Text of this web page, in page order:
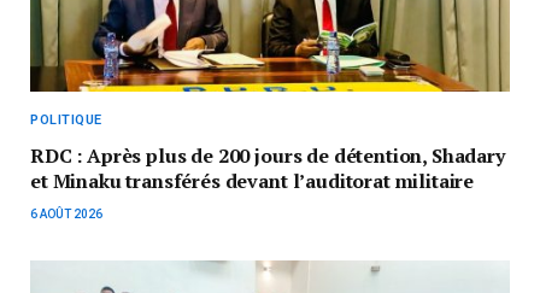
POLITIQUE
RDC : Après plus de 200 jours de détention, Shadary
et Minaku transférés devant l’auditorat militaire
6 AOÛT 2026